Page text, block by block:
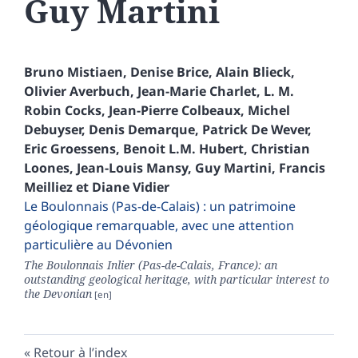
GuyMartini
Bruno Mistiaen, Denise Brice, Alain Blieck,
OlivierAverbuch, Jean-Marie Charlet, L. M.
Robin Cocks, Jean-Pierre Colbeaux, Michel
Debuyser, Denis Demarque, Patrick De Wever,
Eric Groessens, Benoit L.M. Hubert, Christian
Loones, Jean-Louis Mansy, Guy Martini, Francis
Meilliezet DianeVidier
Le Boulonnais (Pas-de-Calais) : un patrimoine
géologique remarquable, avec une attention
particulière au Dévonien
The Boulonnais Inlier (Pas-de-Calais, France): an
outstanding geological heritage, with particular interest to
the Devonian
Retour à l’index